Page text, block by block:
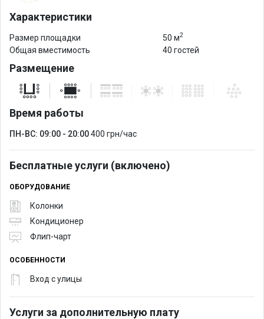
Характеристики
Размер площадки 50 м2
Общая вместимость 40 гостей
Размещение
Время работы
ПН-ВС: 09:00 - 20:00400 грн/час
Бесплатные услуги (включено)
ОБОРУДОВАНИЕ
Колонки
Кондиционер
Флип-чарт
ОСОБЕННОСТИ
Вход с улицы
Услуги за дополнительную плату